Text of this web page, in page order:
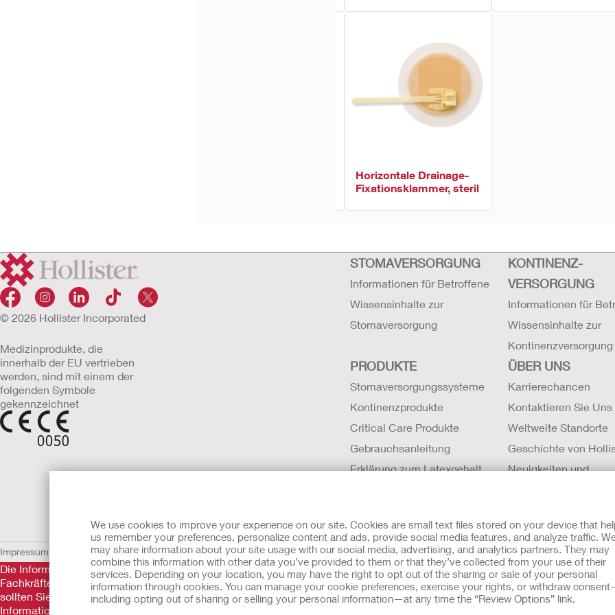
We use cookies to improve your experience on our site. Cookies are small text files stored on your device that
us remember your preferences, personalize content and ads, provide social media features, and analyze traffic.
may share information about your site usage with our social media, advertising, and analytics partners. They may
combine this information with other data you’ve provided to them or that they’ve collected from your use of their
services. Depending on your location, you may have the right to opt out of the sharing or sale of your personal
information through cookies. You can manage your cookie preferences, exercise your rights, or withdraw
including opting out of sharing or selling your personal information—at any time the “Review Options” link.
Horizontale Drainage-
Fixationsklammer, steril
© 2026 Hollister Incorporated
Medizinprodukte, die
innerhalb der EU vertrieben
werden, sind mit einem der
folgenden Symbole
gekennzeichnet
STOMAVERSORGUNG
Informationen für Betroffene
Wissensinhalte zur
Stomaversorgung
KONTINENZ-
VERSORGUNG
Informationen für
Wissensinhalte zur
Kontinenzversorgung
PRODUKTE
Stomaversorgungssysteme
Kontinenzprodukte
Critical Care Produkte
Gebrauchsanleitung
Erklärung zum Latexgehalt
Kompatibilität
ÜBER UNS
Karrierechancen
Kontaktieren Sie Uns
Weltweite Standorte
Geschichte von
Neuigkeiten und
Impressum NutzungsbedingungenDatenschutzerklärungUmgang mit Cookies EU Whistleblowern-Mitteilung
Die Informationen auf dieser Website sind nicht als medizinische Beratung gedacht und sollen die Empfehlungen Ihres
Fachkräfte nicht ersetzen. Diese Website sollte auch nicht dazu verwendet werden, in einem medizinischen Notfall Hilfe zu
sollten Sie sich sofort persönlich in ärztliche Behandlung begeben. Da sich Bestimmungen ab und zu ändern, besuchen Sie
Informationen.